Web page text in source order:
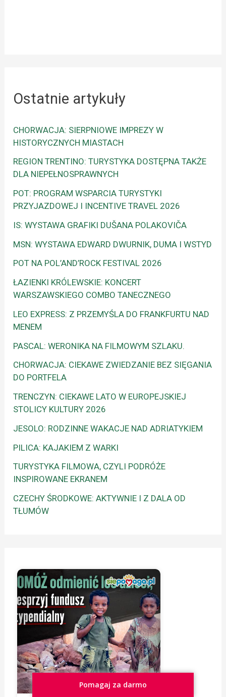
Ostatnie artykuły
CHORWACJA: SIERPNIOWE IMPREZY W
HISTORYCZNYCH MIASTACH
REGION TRENTINO: TURYSTYKA DOSTĘPNA TAKŻE
DLA NIEPEŁNOSPRAWNYCH
POT: PROGRAM WSPARCIA TURYSTYKI
PRZYJAZDOWEJ I INCENTIVE TRAVEL 2026
IS: WYSTAWA GRAFIKI DUŠANA POLAKOVIČA
MSN: WYSTAWA EDWARD DWURNIK, DUMA I WSTYD
POT NA POL’AND’ROCK FESTIVAL 2026
ŁAZIENKI KRÓLEWSKIE: KONCERT
WARSZAWSKIEGO COMBO TANECZNEGO
LEO EXPRESS: Z PRZEMYŚLA DO FRANKFURTU NAD
MENEM
PASCAL: WERONIKA NA FILMOWYM SZLAKU.
CHORWACJA: CIEKAWE ZWIEDZANIE BEZ SIĘGANIA
DO PORTFELA
TRENCZYN: CIEKAWE LATO W EUROPEJSKIEJ
STOLICY KULTURY 2026
JESOLO: RODZINNE WAKACJE NAD ADRIATYKIEM
PILICA: KAJAKIEM Z WARKI
TURYSTYKA FILMOWA, CZYLI PODRÓŻE
INSPIROWANE EKRANEM
CZECHY ŚRODKOWE: AKTYWNIE I Z DALA OD
TŁUMÓW
Pomagaj za darmo